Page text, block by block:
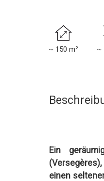
~ 150 m² ~
Ein
einen